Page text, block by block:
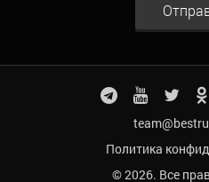
Политика
© 2026. Все